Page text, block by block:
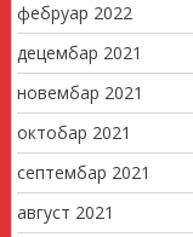
фебруар 2022
децембар 2021
новембар 2021
октобар 2021
септембар 2021
август 2021